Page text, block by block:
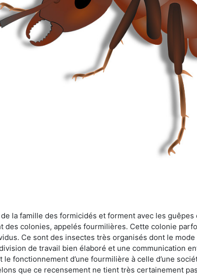
la famille des formicidés et forment avec les
des colonies, appelés fourmilières. Cette colonie
Ce sont des insectes très organisés dont le
de travail bien élaboré et une communication
le fonctionnement d’une fourmilière à celle d’une
que ce recensement ne tient très certainement